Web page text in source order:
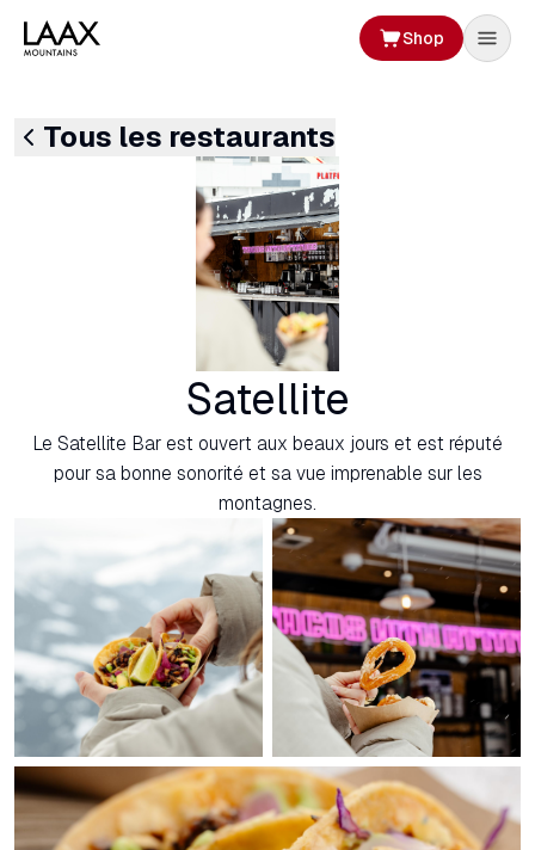
Shop
Tous les restaurants
Satellite
Le Satellite Bar est ouvert aux beaux jours et est réputé
pour sa bonne sonorité et sa vue imprenable sur les
montagnes.